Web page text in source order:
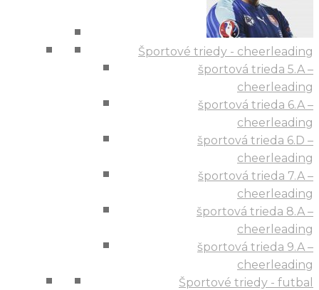
Športové triedy - cheerleading
športová trieda 5.A –
cheerleading
športová trieda 6.A –
cheerleading
športová trieda 6.D –
cheerleading
športová trieda 7.A –
cheerleading
športová trieda 8.A –
cheerleading
športová trieda 9.A –
cheerleading
Športové triedy - futbal